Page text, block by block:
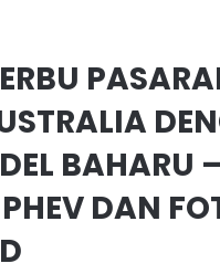
BAHARU
DAN